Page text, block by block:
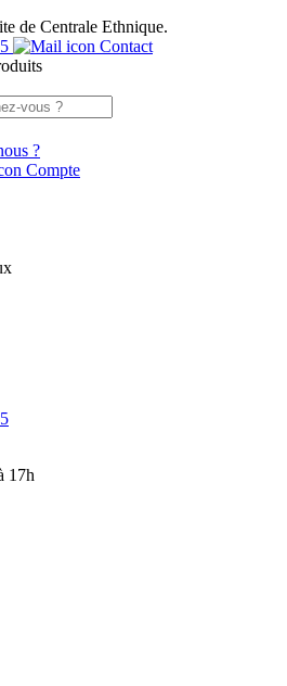
de Centrale Ethnique.
Contact
?
Compte
17h